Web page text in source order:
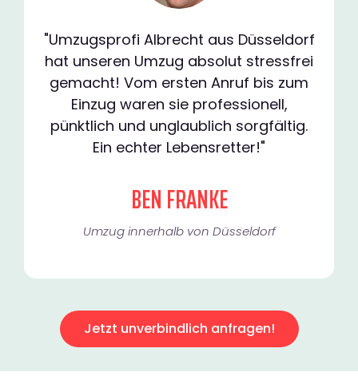
"Umzugsprofi Albrecht aus Düsseldorf
hat unseren Umzug absolut stressfrei
gemacht! Vom ersten Anruf bis zum
Einzug waren sie professionell,
pünktlich und unglaublich sorgfältig.
Ein echter Lebensretter!"
BEN FRANKE
Umzug innerhalb von Düsseldorf​
Jetzt unverbindlich anfragen!